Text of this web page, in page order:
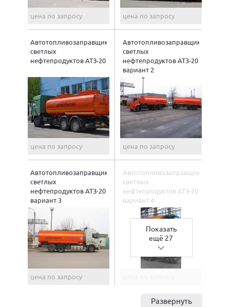
цена по запросу цена по запросу
Автотопливозаправщик
светлых
нефтепродуктов АТЗ-20
цена по запросу
Автотопливозаправщик
светлых
нефтепродуктов АТЗ-20
вариант 2
цена по запросу
Автотопливозаправщик
светлых
нефтепродуктов АТЗ-20
вариант 3
цена по запросу
Автотопливозаправщик
светлых
нефтепродуктов АТЗ-20
вариант 4
Показать
ещё 27
Развернуть